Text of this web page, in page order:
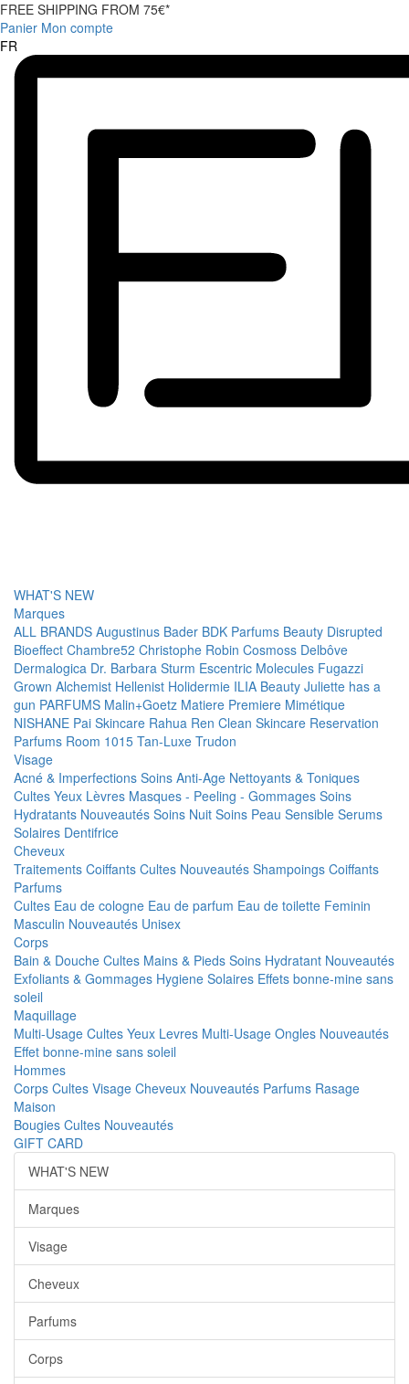
FREE SHIPPING FROM 75€*
Panier Mon compte
FR
WHAT'S NEW
Marques
ALL BRANDS Augustinus Bader BDK Parfums Beauty Disrupted
Bioeffect Chambre52 Christophe Robin Cosmoss Delbôve
Dermalogica Dr. Barbara Sturm Escentric Molecules Fugazzi
Grown Alchemist Hellenist Holidermie ILIA Beauty Juliette has a
gun PARFUMS Malin+Goetz Matiere Premiere Mimétique
NISHANE Pai Skincare Rahua Ren Clean Skincare Reservation
Parfums Room 1015 Tan-Luxe Trudon
Visage
Acné & Imperfections Soins Anti-Age Nettoyants & Toniques
Cultes Yeux Lèvres Masques - Peeling - Gommages Soins
Hydratants Nouveautés Soins Nuit Soins Peau Sensible Serums
Solaires Dentifrice
Cheveux
Traitements Coiffants Cultes Nouveautés Shampoings Coiffants
Parfums
Cultes Eau de cologne Eau de parfum Eau de toilette Feminin
Masculin Nouveautés Unisex
Corps
Bain & Douche Cultes Mains & Pieds Soins Hydratant Nouveautés
Exfoliants & Gommages Hygiene Solaires Effets bonne-mine sans
soleil
Maquillage
Multi-Usage Cultes Yeux Levres Multi-Usage Ongles Nouveautés
Effet bonne-mine sans soleil
Hommes
Corps Cultes Visage Cheveux Nouveautés Parfums Rasage
Maison
Bougies Cultes Nouveautés
GIFT CARD
WHAT'S NEW
Marques
Visage
Cheveux
Parfums
Corps